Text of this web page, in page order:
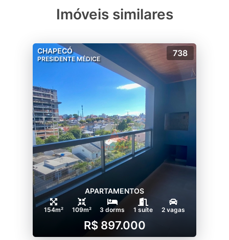
Imóveis similares
CHAPECÓ
PRESIDENTE MÉDICE
738
APARTAMENTOS
154m² 109m² 3 dorms 1 suíte 2 vagas
R$ 897.000